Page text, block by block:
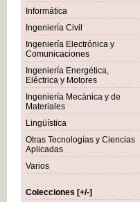
Informática
Ingeniería Civil
Ingeniería Electrónica y
Comunicaciones
Ingeniería Energética,
Eléctrica y Motores
Ingeniería Mecánica y de
Materiales
Lingüística
Otras Tecnologías y Ciencias
Aplicadas
Varios
Colecciones [+/-]